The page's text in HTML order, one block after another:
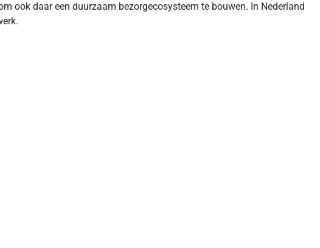
ook daar een duurzaam bezorgecosysteem te bouwen. In Nederland